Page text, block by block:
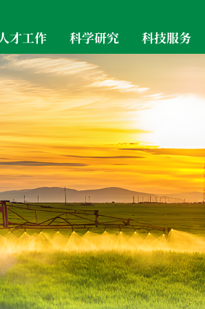
才工作 科学研究 科技服务